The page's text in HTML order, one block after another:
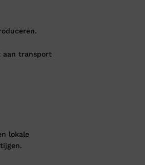
aan transport
lokale